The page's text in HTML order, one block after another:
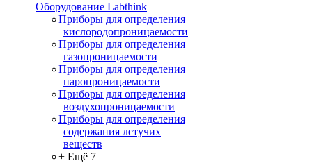
Оборудование Labthink
Приборы для определения
кислородопроницаемости
Приборы для определения
газопроницаемости
Приборы для определения
паропроницаемости
Приборы для определения
воздухопроницаемости
Приборы для определения
содержания летучих
веществ
+ Ещё 7